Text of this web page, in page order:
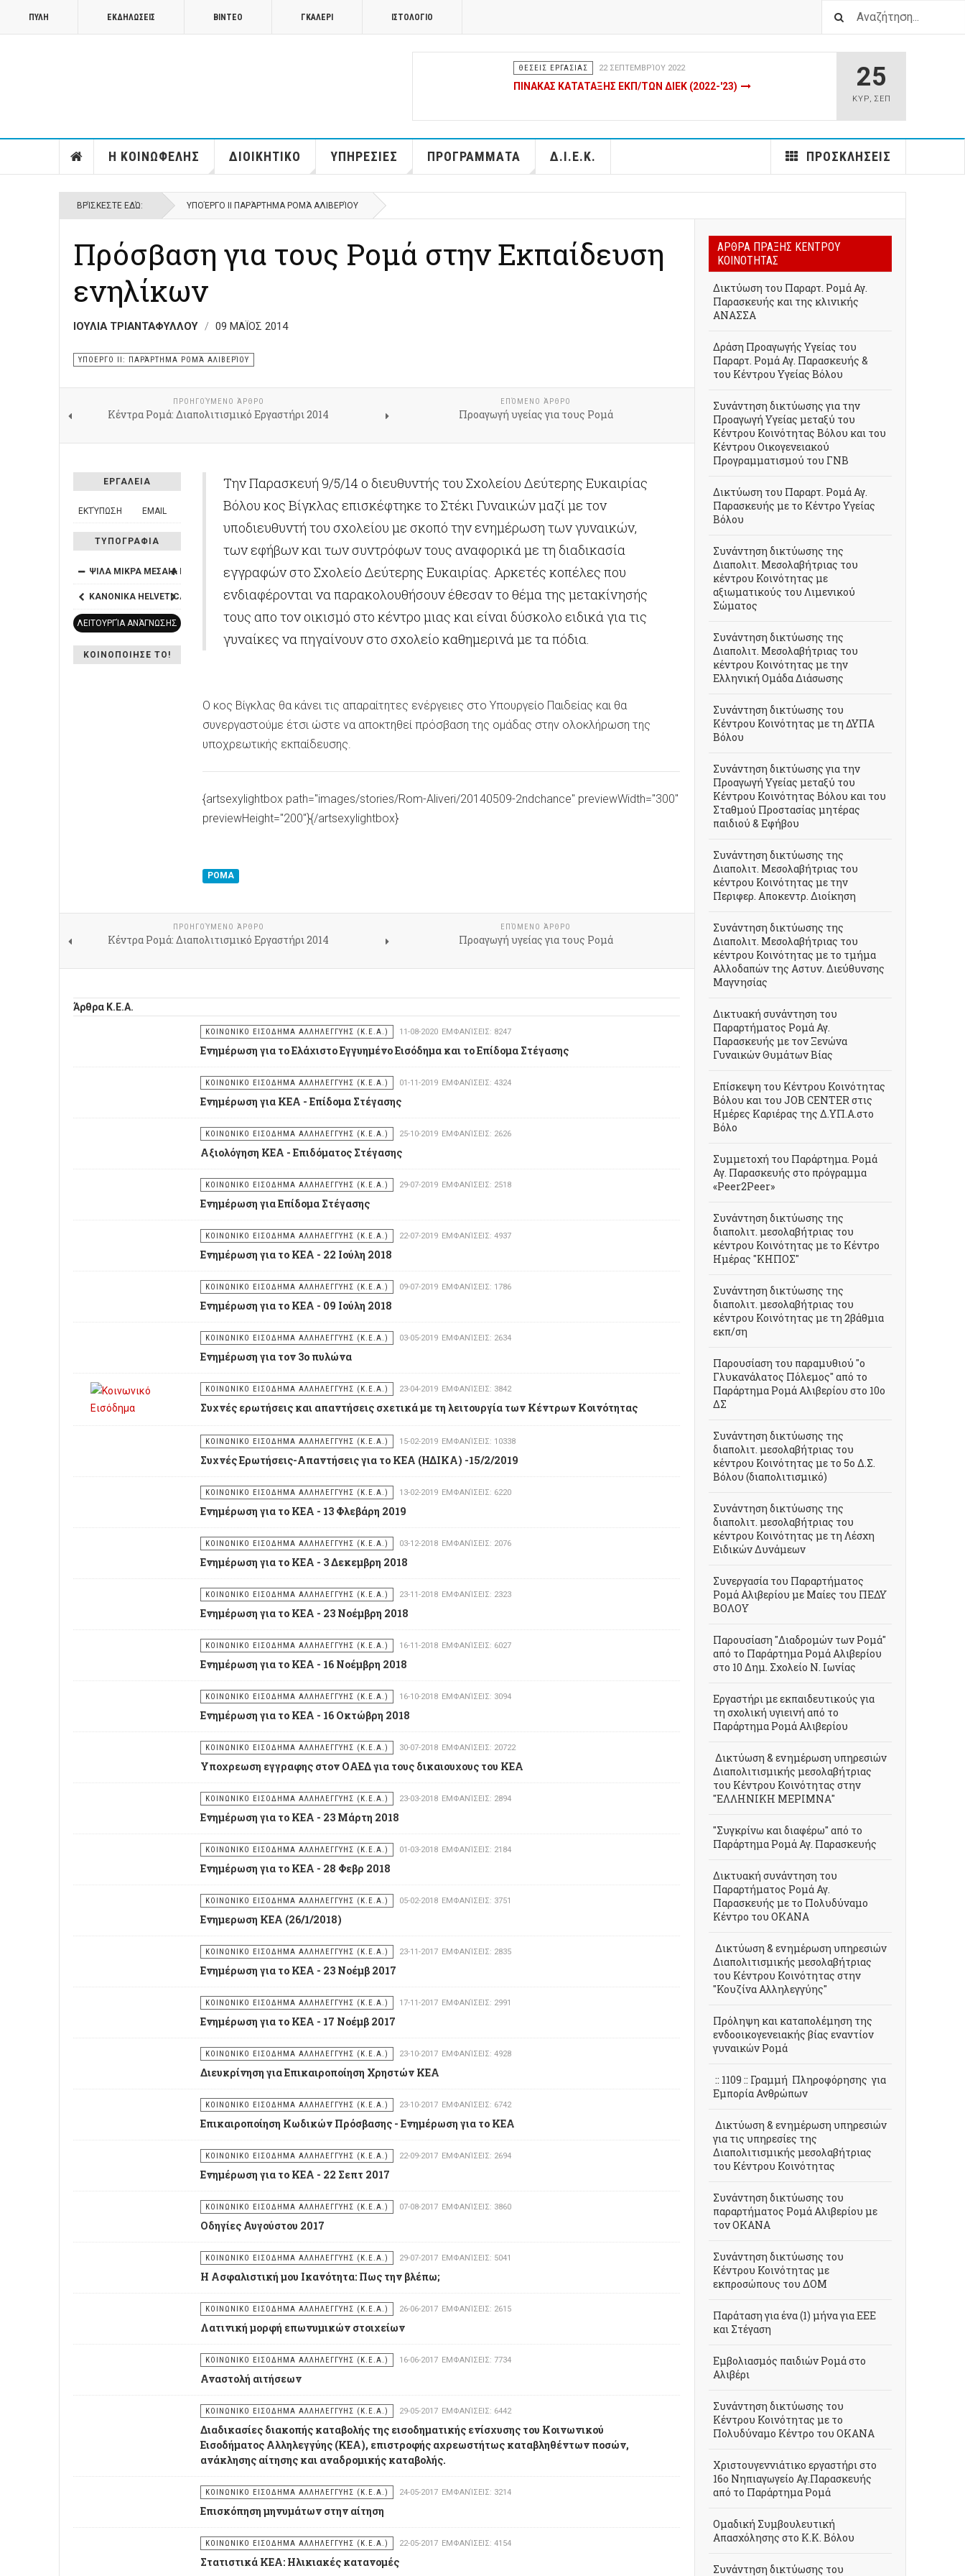
ΠΥΛΗ ΕΚΔΗΛΩΣΕΙΣ ΒΙΝΤΕΟ ΓΚΑΛΕΡΙ ΙΣΤΟΛΟΓΙΟ
ΘΕΣΕΙΣ ΕΡΓΑΣΙΑΣ 22 ΣΕΠΤΕΜΒΡΊΟΥ 2022
ΠΙΝΑΚΑΣ ΚΑΤΑΤΑΞΗΣ ΕΚΠ/ΤΩΝ ΔΙΕΚ (2022-'23)
ΘΕΣΕΙΣ ΕΡΓΑΣΙΑΣ 22 ΣΕΠΤΕΜΒΡΊΟΥ 2022
ΠΙΝΑΚΕΣ ΚΑΤΑΤΑΞΗΣ ΤΕ ΦΥΣΙΟΘΕΡΑΠΕΥΤΩΝ (ΚΗΦΗ ΒΟΛΟΥ-
ΑΓΡΙΑΣ-Ν.ΑΓΧΙΑΛΟΥ)
ΠΡΟΚΗΡΥΞΗ ΓΙΑ ΣΥΝΑΨΗ ΣΥΜΒΑΣΗΣ ΜΙΣΘΩΣΗΣ ΕΡΓΟΥ (ΤΕ
30 ΑΥΓΟΎΣΤΟΥ 2022
ΠΙΝΑΚΑΣ ΚΑΤΑΤΑΞΗΣ ΘΕΣΕΩΝ ΕΡΓΑΣΙΑΣ ΣΟΧ 4/2022 (HOTSPOTS
25
ΚΥΡ, ΣΕΠ
Η ΚΟΙΝΩΦΕΛΗΣ ΔΙΟΙΚΗΤΙΚΟ ΥΠΗΡΕΣΙΕΣ ΠΡΟΓΡΑΜΜΑΤΑ ΠΡΟΣΚΛΗΣΕΙΣ
Δ.Ι.Ε.Κ.
ΒΡΊΣΚΕΣΤΕ ΕΔΏ: ΥΠΟΈΡΓΟ ΙΙ ΠΑΡΆΡΤΗΜΑ ΡΟΜΆ ΑΛΙΒΕΡΊΟΥ
Πρόσβαση για τους Ρομά στην Εκπαίδευση
ενηλίκων
ΙΟΥΛΙΑ ΤΡΙΑΝΤΑΦΥΛΛΟΥ 09 ΜΑΪΟΣ 2014
ΥΠΟΕΡΓΟ ΙΙ: ΠΑΡΆΡΤΗΜΑ ΡΟΜΆ ΑΛΙΒΕΡΊΟΥ
ΠΡΟΗΓΟΎΜΕΝΟ ΆΡΘΡΟ
Κέντρα Ρομά: Διαπολιτισμικό Εργαστήρι 2014
ΕΠΌΜΕΝΟ ΆΡΘΡΟ
Προαγωγή υγείας για τους Ρομά
ΕΡΓΑΛΕΙΑ
ΕΚΤΎΠΩΣΗ EMAIL
ΤΥΠΟΓΡΑΦΙΑ
ΨΙΛΑ ΜΙΚΡΑ ΜΕΣΑΙΑ ΜΕΓΑΛΥΤΕΡΑ
ΚΑΝΟΝΙΚΑ HELVETICA GEORGIA TIMES
ΛΕΙΤΟΥΡΓΊΑ ΑΝΆΓΝΩΣΗΣ
ΚΟΙΝΟΠΟΙΗΣΕ ΤΟ!
Την Παρασκευή 9/5/14 ο διευθυντής του Σχολείου Δεύτερης Ευκαιρίας
Βόλου κος Βίγκλας επισκέφτηκε το Στέκι Γυναικών μαζί με τον
υποδιευθυντή του σχολείου με σκοπό την ενημέρωση των γυναικών,
των εφήβων και των συντρόφων τους αναφορικά με τη διαδικασία
εγγραφών στο Σχολείο Δεύτερης Ευκαιρίας. Αρκετές κοπέλες που
ενδιαφέρονται να παρακολουθήσουν έθεσαν το θέμα της μετακίνησής
τους απο τον οικισμό στο κέντρο μιας και είναι δύσκολο ειδικά για τις
γυναίκες να πηγαίνουν στο σχολείο καθημερινά με τα πόδια.
Ο κος Βίγκλας θα κάνει τις απαραίτητες ενέργειες στο Υπουργείο Παιδείας και θα
συνεργαστούμε έτσι ώστε να αποκτηθεί πρόσβαση της ομάδας στην ολοκλήρωση της
υποχρεωτικής εκπαίδευσης.
{artsexylightbox path="images/stories/Rom-Aliveri/20140509-2ndchance" previewWidth="300"
previewHeight="200"}{/artsexylightbox}
ΡΟΜΑ
ΠΡΟΗΓΟΎΜΕΝΟ ΆΡΘΡΟ
Κέντρα Ρομά: Διαπολιτισμικό Εργαστήρι 2014
ΕΠΌΜΕΝΟ ΆΡΘΡΟ
Προαγωγή υγείας για τους Ρομά
Άρθρα Κ.Ε.Α.
ΚΟΙΝΩΝΙΚΟ ΕΙΣΟΔΗΜΑ ΑΛΛΗΛΕΓΓΥΗΣ (Κ.Ε.Α.) 11-08-2020 ΕΜΦΑΝΊΣΕΙΣ: 8247
Ενημέρωση για το Ελάχιστο Εγγυημένο Εισόδημα και το Επίδομα Στέγασης
ΚΟΙΝΩΝΙΚΟ ΕΙΣΟΔΗΜΑ ΑΛΛΗΛΕΓΓΥΗΣ (Κ.Ε.Α.) 01-11-2019 ΕΜΦΑΝΊΣΕΙΣ: 4324
Ενημέρωση για ΚΕΑ - Επίδομα Στέγασης
ΚΟΙΝΩΝΙΚΟ ΕΙΣΟΔΗΜΑ ΑΛΛΗΛΕΓΓΥΗΣ (Κ.Ε.Α.) 25-10-2019 ΕΜΦΑΝΊΣΕΙΣ: 2626
Αξιολόγηση ΚΕΑ - Επιδόματος Στέγασης
ΚΟΙΝΩΝΙΚΟ ΕΙΣΟΔΗΜΑ ΑΛΛΗΛΕΓΓΥΗΣ (Κ.Ε.Α.) 29-07-2019 ΕΜΦΑΝΊΣΕΙΣ: 2518
Ενημέρωση για Επίδομα Στέγασης
ΚΟΙΝΩΝΙΚΟ ΕΙΣΟΔΗΜΑ ΑΛΛΗΛΕΓΓΥΗΣ (Κ.Ε.Α.) 22-07-2019 ΕΜΦΑΝΊΣΕΙΣ: 4937
Ενημέρωση για το ΚΕΑ - 22 Ιούλη 2018
ΚΟΙΝΩΝΙΚΟ ΕΙΣΟΔΗΜΑ ΑΛΛΗΛΕΓΓΥΗΣ (Κ.Ε.Α.) 09-07-2019 ΕΜΦΑΝΊΣΕΙΣ: 1786
Ενημέρωση για το ΚΕΑ - 09 Ιούλη 2018
ΚΟΙΝΩΝΙΚΟ ΕΙΣΟΔΗΜΑ ΑΛΛΗΛΕΓΓΥΗΣ (Κ.Ε.Α.) 03-05-2019 ΕΜΦΑΝΊΣΕΙΣ: 2634
Ενημέρωση για τον 3ο πυλώνα
Αλληλεγγύης (ΚΕΑ)
ΚΟΙΝΩΝΙΚΟ ΕΙΣΟΔΗΜΑ ΑΛΛΗΛΕΓΓΥΗΣ (Κ.Ε.Α.) 23-04-2019 ΕΜΦΑΝΊΣΕΙΣ: 3842
Συχνές ερωτήσεις και απαντήσεις σχετικά με τη λειτουργία των Κέντρων Κοινότητας
ΚΟΙΝΩΝΙΚΟ ΕΙΣΟΔΗΜΑ ΑΛΛΗΛΕΓΓΥΗΣ (Κ.Ε.Α.) 15-02-2019 ΕΜΦΑΝΊΣΕΙΣ: 10338
Συχνές Ερωτήσεις-Απαντήσεις για το ΚΕΑ (ΗΔΙΚΑ) -15/2/2019
ΚΟΙΝΩΝΙΚΟ ΕΙΣΟΔΗΜΑ ΑΛΛΗΛΕΓΓΥΗΣ (Κ.Ε.Α.) 13-02-2019 ΕΜΦΑΝΊΣΕΙΣ: 6220
Ενημέρωση για το ΚΕΑ - 13 Φλεβάρη 2019
ΚΟΙΝΩΝΙΚΟ ΕΙΣΟΔΗΜΑ ΑΛΛΗΛΕΓΓΥΗΣ (Κ.Ε.Α.) 03-12-2018 ΕΜΦΑΝΊΣΕΙΣ: 2076
Ενημέρωση για το ΚΕΑ - 3 Δεκεμβρη 2018
ΚΟΙΝΩΝΙΚΟ ΕΙΣΟΔΗΜΑ ΑΛΛΗΛΕΓΓΥΗΣ (Κ.Ε.Α.) 23-11-2018 ΕΜΦΑΝΊΣΕΙΣ: 2323
Ενημέρωση για το ΚΕΑ - 23 Νοέμβρη 2018
ΚΟΙΝΩΝΙΚΟ ΕΙΣΟΔΗΜΑ ΑΛΛΗΛΕΓΓΥΗΣ (Κ.Ε.Α.) 16-11-2018 ΕΜΦΑΝΊΣΕΙΣ: 6027
Ενημέρωση για το ΚΕΑ - 16 Νοέμβρη 2018
ΚΟΙΝΩΝΙΚΟ ΕΙΣΟΔΗΜΑ ΑΛΛΗΛΕΓΓΥΗΣ (Κ.Ε.Α.) 16-10-2018 ΕΜΦΑΝΊΣΕΙΣ: 3094
Ενημέρωση για το ΚΕΑ - 16 Οκτώβρη 2018
ΚΟΙΝΩΝΙΚΟ ΕΙΣΟΔΗΜΑ ΑΛΛΗΛΕΓΓΥΗΣ (Κ.Ε.Α.) 30-07-2018 ΕΜΦΑΝΊΣΕΙΣ: 20722
Υποχρεωση εγγραφης στον ΟΑΕΔ για τους δικαιουχους του ΚΕΑ
ΚΟΙΝΩΝΙΚΟ ΕΙΣΟΔΗΜΑ ΑΛΛΗΛΕΓΓΥΗΣ (Κ.Ε.Α.) 23-03-2018 ΕΜΦΑΝΊΣΕΙΣ: 2894
Ενημέρωση για το ΚΕΑ - 23 Μάρτη 2018
ΚΟΙΝΩΝΙΚΟ ΕΙΣΟΔΗΜΑ ΑΛΛΗΛΕΓΓΥΗΣ (Κ.Ε.Α.) 01-03-2018 ΕΜΦΑΝΊΣΕΙΣ: 2184
Ενημέρωση για το ΚΕΑ - 28 Φεβρ 2018
ΚΟΙΝΩΝΙΚΟ ΕΙΣΟΔΗΜΑ ΑΛΛΗΛΕΓΓΥΗΣ (Κ.Ε.Α.) 05-02-2018 ΕΜΦΑΝΊΣΕΙΣ: 3751
Ενημερωση ΚΕΑ (26/1/2018)
ΚΟΙΝΩΝΙΚΟ ΕΙΣΟΔΗΜΑ ΑΛΛΗΛΕΓΓΥΗΣ (Κ.Ε.Α.) 23-11-2017 ΕΜΦΑΝΊΣΕΙΣ: 2835
Ενημέρωση για το ΚΕΑ - 23 Νοέμβ 2017
ΚΟΙΝΩΝΙΚΟ ΕΙΣΟΔΗΜΑ ΑΛΛΗΛΕΓΓΥΗΣ (Κ.Ε.Α.) 17-11-2017 ΕΜΦΑΝΊΣΕΙΣ: 2991
Ενημέρωση για το ΚΕΑ - 17 Νοέμβ 2017
ΚΟΙΝΩΝΙΚΟ ΕΙΣΟΔΗΜΑ ΑΛΛΗΛΕΓΓΥΗΣ (Κ.Ε.Α.) 23-10-2017 ΕΜΦΑΝΊΣΕΙΣ: 4928
Διευκρίνηση για Επικαιροποίηση Χρηστών ΚΕΑ
ΚΟΙΝΩΝΙΚΟ ΕΙΣΟΔΗΜΑ ΑΛΛΗΛΕΓΓΥΗΣ (Κ.Ε.Α.) 23-10-2017 ΕΜΦΑΝΊΣΕΙΣ: 6742
Επικαιροποίηση Κωδικών Πρόσβασης - Ενημέρωση για το ΚΕΑ
ΚΟΙΝΩΝΙΚΟ ΕΙΣΟΔΗΜΑ ΑΛΛΗΛΕΓΓΥΗΣ (Κ.Ε.Α.) 22-09-2017 ΕΜΦΑΝΊΣΕΙΣ: 2694
Ενημέρωση για το ΚΕΑ - 22 Σεπτ 2017
ΚΟΙΝΩΝΙΚΟ ΕΙΣΟΔΗΜΑ ΑΛΛΗΛΕΓΓΥΗΣ (Κ.Ε.Α.) 07-08-2017 ΕΜΦΑΝΊΣΕΙΣ: 3860
Οδηγίες Αυγούστου 2017
ΚΟΙΝΩΝΙΚΟ ΕΙΣΟΔΗΜΑ ΑΛΛΗΛΕΓΓΥΗΣ (Κ.Ε.Α.) 29-07-2017 ΕΜΦΑΝΊΣΕΙΣ: 5041
Η Ασφαλιστική μου Ικανότητα: Πως την βλέπω;
ΚΟΙΝΩΝΙΚΟ ΕΙΣΟΔΗΜΑ ΑΛΛΗΛΕΓΓΥΗΣ (Κ.Ε.Α.) 26-06-2017 ΕΜΦΑΝΊΣΕΙΣ: 2615
Λατινική μορφή επωνυμικών στοιχείων
ΚΟΙΝΩΝΙΚΟ ΕΙΣΟΔΗΜΑ ΑΛΛΗΛΕΓΓΥΗΣ (Κ.Ε.Α.) 16-06-2017 ΕΜΦΑΝΊΣΕΙΣ: 7734
Αναστολή αιτήσεων
ΚΟΙΝΩΝΙΚΟ ΕΙΣΟΔΗΜΑ ΑΛΛΗΛΕΓΓΥΗΣ (Κ.Ε.Α.) 29-05-2017 ΕΜΦΑΝΊΣΕΙΣ: 6442
Διαδικασίες διακοπής καταβολής της εισοδηματικής ενίσχυσης του Κοινωνικού
Εισοδήματος Αλληλεγγύης (ΚΕΑ), επιστροφής αχρεωστήτως καταβληθέντων ποσών,
ανάκλησης αίτησης και αναδρομικής καταβολής.
ΚΟΙΝΩΝΙΚΟ ΕΙΣΟΔΗΜΑ ΑΛΛΗΛΕΓΓΥΗΣ (Κ.Ε.Α.) 24-05-2017 ΕΜΦΑΝΊΣΕΙΣ: 3214
Επισκόπηση μηνυμάτων στην αίτηση
ΚΟΙΝΩΝΙΚΟ ΕΙΣΟΔΗΜΑ ΑΛΛΗΛΕΓΓΥΗΣ (Κ.Ε.Α.) 22-05-2017 ΕΜΦΑΝΊΣΕΙΣ: 4154
Στατιστικά ΚΕΑ: Ηλικιακές κατανομές
ΑΡΘΡΑ ΠΡΑΞΗΣ ΚΕΝΤΡΟΥ
ΚΟΙΝΟΤΗΤΑΣ
Δικτύωση του Παραρτ. Ρομά Αγ.
Παρασκευής και της κλινικής
ΑΝΑΣΣΑ
Δράση Προαγωγής Υγείας του
Παραρτ. Ρομά Αγ. Παρασκευής &
του Κέντρου Υγείας Βόλου
Συνάντηση δικτύωσης για την
Προαγωγή Υγείας μεταξύ του
Κέντρου Κοινότητας Βόλου και του
Κέντρου Οικογενειακού
Προγραμματισμού του ΓΝΒ
Δικτύωση του Παραρτ. Ρομά Αγ.
Παρασκευής με το Κέντρο Υγείας
Βόλου
Συνάντηση δικτύωσης της
Διαπολιτ. Μεσολαβήτριας του
κέντρου Κοινότητας με
αξιωματικούς του Λιμενικού
Σώματος
Συνάντηση δικτύωσης της
Διαπολιτ. Μεσολαβήτριας του
κέντρου Κοινότητας με την
Ελληνική Ομάδα Διάσωσης
Συνάντηση δικτύωσης του
Κέντρου Κοινότητας με τη ΔΥΠΑ
Βόλου
Συνάντηση δικτύωσης για την
Προαγωγή Υγείας μεταξύ του
Κέντρου Κοινότητας Βόλου και του
Σταθμού Προστασίας μητέρας
παιδιού & Εφήβου
Συνάντηση δικτύωσης της
Διαπολιτ. Μεσολαβήτριας του
κέντρου Κοινότητας με την
Περιφερ. Αποκεντρ. Διοίκηση
Συνάντηση δικτύωσης της
Διαπολιτ. Μεσολαβήτριας του
κέντρου Κοινότητας με το τμήμα
Αλλοδαπών της Αστυν. Διεύθυνσης
Μαγνησίας
Δικτυακή συνάντηση του
Παραρτήματος Ρομά Αγ.
Παρασκευής με τον Ξενώνα
Γυναικών Θυμάτων Βίας
Επίσκεψη του Κέντρου Κοινότητας
Βόλου και του JOB CENTER στις
Ημέρες Καριέρας της Δ.ΥΠ.Α.στο
Βόλο
Συμμετοχή του Παράρτημα. Ρομά
Αγ. Παρασκευής στο πρόγραμμα
«Peer2Peer»
Συνάντηση δικτύωσης της
διαπολιτ. μεσολαβήτριας του
κέντρου Κοινότητας με το Κέντρο
Ημέρας "ΚΗΠΟΣ"
Συνάντηση δικτύωσης της
διαπολιτ. μεσολαβήτριας του
κέντρου Κοινότητας με τη 2βάθμια
εκπ/ση
Παρουσίαση του παραμυθιού "ο
Γλυκανάλατος Πόλεμος" από το
Παράρτημα Ρομά Αλιβερίου στο 10ο
ΔΣ
Συνάντηση δικτύωσης της
διαπολιτ. μεσολαβήτριας του
κέντρου Κοινότητας με το 5ο Δ.Σ.
Βόλου (διαπολιτισμικό)
Συνάντηση δικτύωσης της
διαπολιτ. μεσολαβήτριας του
κέντρου Κοινότητας με τη Λέσχη
Ειδικών Δυνάμεων
Συνεργασία του Παραρτήματος
Ρομά Αλιβερίου με Μαίες του ΠΕΔΥ
ΒΟΛΟΥ
Παρουσίαση "Διαδρομών των Ρομά"
από το Παράρτημα Ρομά Αλιβερίου
στο 10 Δημ. Σχολείο Ν. Ιωνίας
Εργαστήρι με εκπαιδευτικούς για
τη σχολική υγιεινή από το
Παράρτημα Ρομά Αλιβερίου
Δικτύωση & ενημέρωση υπηρεσιών
Διαπολιτισμικής μεσολαβήτριας
του Κέντρου Κοινότητας στην
"ΕΛΛΗΝΙΚΗ ΜΕΡΙΜΝΑ"
"Συγκρίνω και διαφέρω" από το
Παράρτημα Ρομά Αγ. Παρασκευής
Δικτυακή συνάντηση του
Παραρτήματος Ρομά Αγ.
Παρασκευής με το Πολυδύναμο
Κέντρο του ΟΚΑΝΑ
Δικτύωση & ενημέρωση υπηρεσιών
Διαπολιτισμικής μεσολαβήτριας
του Κέντρου Κοινότητας στην
"Κουζίνα Αλληλεγγύης"
Πρόληψη και καταπολέμηση της
ενδοοικογενειακής βίας εναντίον
γυναικών Ρομά
:: 1109 :: Γραμμή Πληροφόρησης για
Εμπορία Ανθρώπων
Δικτύωση & ενημέρωση υπηρεσιών
για τις υπηρεσίες της
Διαπολιτισμικής μεσολαβήτριας
του Κέντρου Κοινότητας
Συνάντηση δικτύωσης του
παραρτήματος Ρομά Αλιβερίου με
τον ΟΚΑΝΑ
Συνάντηση δικτύωσης του
Κέντρου Κοινότητας με
εκπροσώπους του ΔΟΜ
Παράταση για ένα (1) μήνα για ΕΕΕ
και Στέγαση
Εμβολιασμός παιδιών Ρομά στο
Αλιβέρι
Συνάντηση δικτύωσης του
Κέντρου Κοινότητας με το
Πολυδύναμο Κέντρο του ΟΚΑΝΑ
Xριστουγεννιάτικο εργαστήρι στο
16ο Νηπιαγωγείο Αγ.Παρασκευής
από το Παράρτημα Ρομά
Ομαδική Συμβουλευτική
Απασχόλησης στο Κ.Κ. Βόλου
Συνάντηση δικτύωσης του